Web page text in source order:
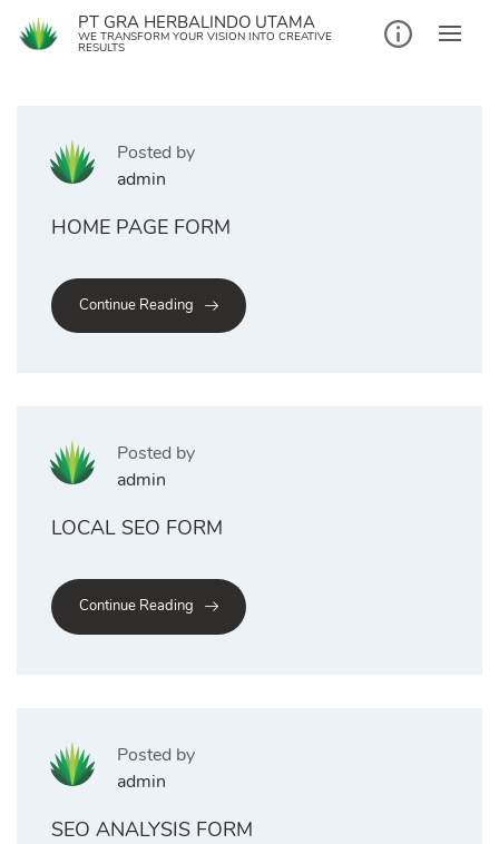
PT GRA HERBALINDO UTAMA
WE TRANSFORM YOUR VISION INTO CREATIVE
RESULTS
Posted by
admin
HOME PAGE FORM
Continue Reading
Posted by
admin
LOCAL SEO FORM
Continue Reading
Posted by
admin
SEO ANALYSIS FORM